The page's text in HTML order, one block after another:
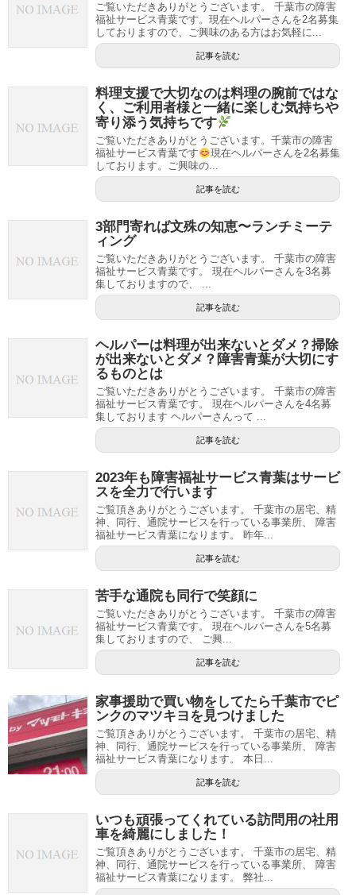
ご覧いただきありがとうございます。 千葉市の障害
福祉サービス青葉です。現在ヘルパーさんを2名募集
しておりますので、ご興味のある方はお気軽に...
記事を読む
料理支援で大切なのは料理の腕前ではな
く、ご利用者様と一緒に楽しむ気持ちや
寄り添う気持ちです
ご覧いただきありがとうございます。千葉市の障害
福祉サービス青葉です
現在ヘルパーさんを2名募集
しております。ご興味の...
記事を読む
3部門寄れば文殊の知恵〜ランチミーテ
ィング
ご覧いただきありがとうございます。 千葉市の障害
福祉サービス青葉です。 現在ヘルパーさんを3名募
集しておりますので、 ...
記事を読む
ヘルパーは料理が出来ないとダメ？掃除
が出来ないとダメ？障害青葉が大切にす
るものとは
ご覧いただきありがとうございます。 千葉市の障害
福祉サービス青葉です。 現在ヘルパーさんを4名募
集しております ヘルパーさんって ...
記事を読む
2023年も障害福祉サービス青葉はサービ
スを全力で行います
ご覧頂きありがとうございます。 千葉市の居宅、精
神、同行、通院サービスを行っている事業所、 障害
福祉サービス青葉になります。 昨年...
記事を読む
苦手な通院も同行で笑顔に
ご覧いただきありがとうございます。 千葉市の障害
福祉サービス青葉です。 現在ヘルパーさんを5名募
集しておりますので、 ご興...
記事を読む
家事援助で買い物をしてたら千葉市でピ
ンクのマツキヨを見つけました
ご覧頂きありがとうございます。 千葉市の居宅、精
神、同行、通院サービスを行っている事業所、 障害
福祉サービス青葉になります。 本日...
記事を読む
いつも頑張ってくれている訪問用の社用
車を綺麗にしました！
ご覧頂きありがとうございます。 千葉市の居宅、精
神、同行、通院サービスを行っている事業所、 障害
福祉サービス青葉になります。 弊社...